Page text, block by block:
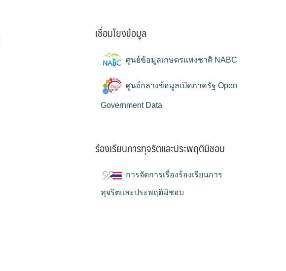
เชื่อมโยงข้อมูล
ศูนย์ข้อมูลเกษตรแห่งชาติ NABC
ศูนย์กลางข้อมูลเปิดภาครัฐ Open
Government Data
ร้องเรียนการทุจริตและประพฤติมิชอบ
การจัดการเรื่องร้องเรียนการ
ทุจริตและประพฤติมิชอบ